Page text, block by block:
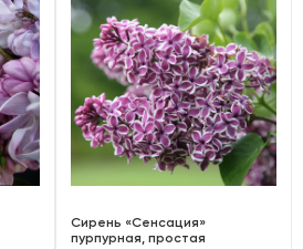
Сирень «Сенсация»
пурпурная, простая